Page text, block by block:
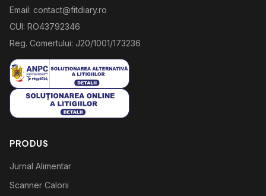
Email: contact@fitdiary.ro
CUI: RO43792346
Reg. Comertului: J20/1001/173236
PRODUS
Jurnal Alimentar
Scanner Calorii